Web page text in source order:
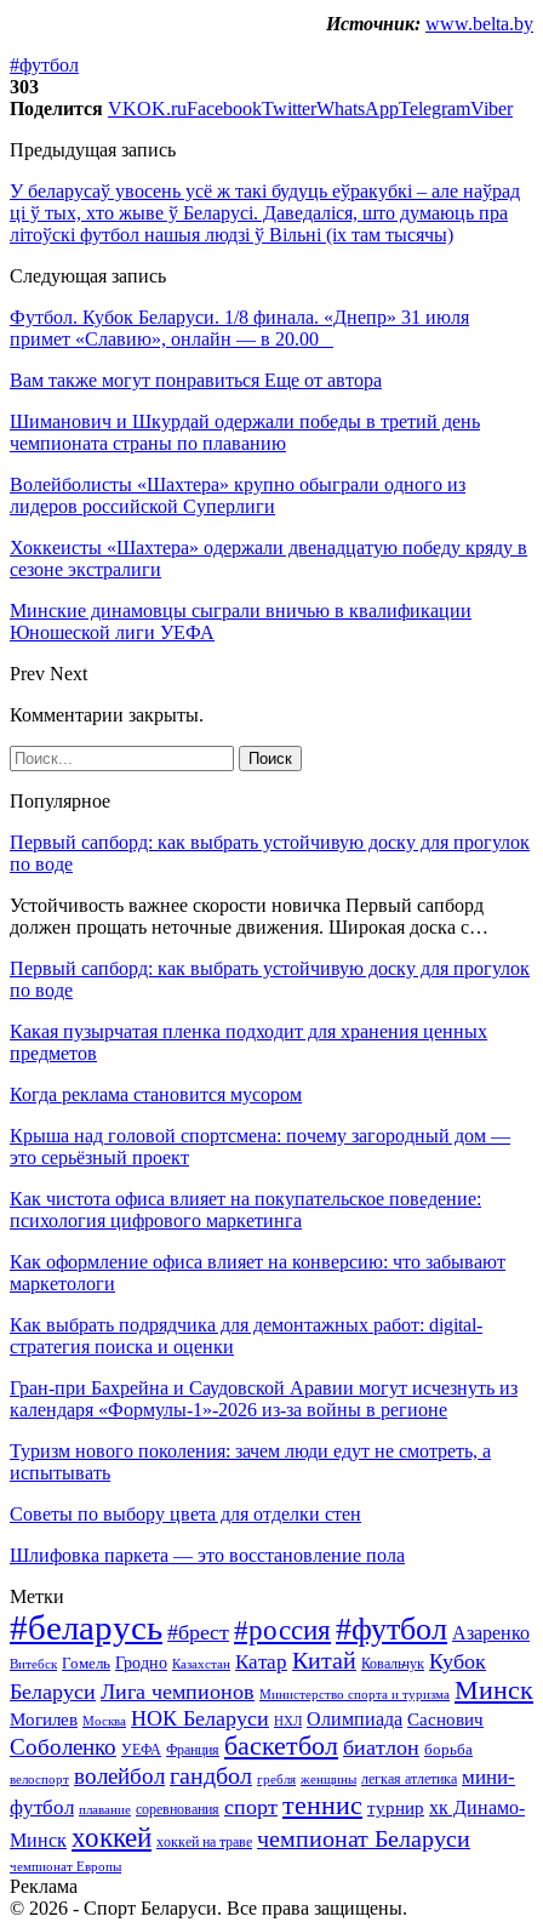
Источник: www.belta.by
#футбол
303
Поделится VKOK.ruFacebookTwitterWhatsAppTelegramViber
Предыдущая запись
У беларусаў увосень усё ж такі будуць еўракубкі – але наўрад
ці ў тых, хто жыве ў Беларусі. Даведаліся, што думаюць пра
літоўскі футбол нашыя людзі ў Вільні (іх там тысячы)
Следующая запись
Футбол. Кубок Беларуси. 1/8 финала. «Днепр» 31 июля
примет «Славию», онлайн — в 20.00
Вам также могут понравиться Еще от автора
Шиманович и Шкурдай одержали победы в третий день
чемпионата страны по плаванию
Волейболисты «Шахтера» крупно обыграли одного из
лидеров российской Суперлиги
Хоккеисты «Шахтера» одержали двенадцатую победу кряду в
сезоне экстралиги
Минские динамовцы сыграли вничью в квалификации
Юношеской лиги УЕФА
Prev Next
Комментарии закрыты.
Популярное
Первый сапборд: как выбрать устойчивую доску для прогулок
по воде
Устойчивость важнее скорости новичка Первый сапборд
должен прощать неточные движения. Широкая доска с…
Первый сапборд: как выбрать устойчивую доску для прогулок
по воде
Какая пузырчатая пленка подходит для хранения ценных
предметов
Когда реклама становится мусором
Крыша над головой спортсмена: почему загородный дом —
это серьёзный проект
Как чистота офиса влияет на покупательское поведение:
психология цифрового маркетинга
Как оформление офиса влияет на конверсию: что забывают
маркетологи
Как выбрать подрядчика для демонтажных работ: digital-
стратегия поиска и оценки
Гран-при Бахрейна и Саудовской Аравии могут исчезнуть из
календаря «Формулы-1»-2026 из-за войны в регионе
Туризм нового поколения: зачем люди едут не смотреть, а
испытывать
Советы по выбору цвета для отделки стен
Шлифовка паркета — это восстановление пола
Метки
#беларусь #брест #россия#футбол Азаренко
Витебск Гомель Гродно Казахстан Катар Китай Ковальчук Кубок
Беларуси Лига чемпионов Министерство спорта и туризма Минск
Могилев Москва НОК Беларуси НХЛ Олимпиада Саснович
Соболенко УЕФА Франция баскетбол биатлон борьба
велоспорт волейболгандбол гребля женщины легкая атлетика мини-
футбол плавание соревнования спорт теннис турнир хк Динамо-
Минск хоккей хоккей на траве чемпионат Беларуси
чемпионат Европы
Реклама
© 2026 - Спорт Беларуси. Все права защищены.